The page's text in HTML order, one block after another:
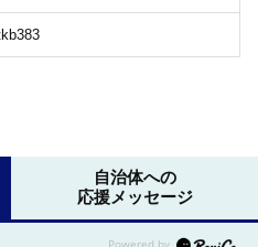
自治体への
応援メッセージ